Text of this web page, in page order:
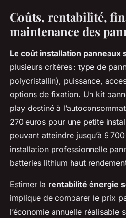
Coûts, rentabilité,
maintenance des
Le coût installation panneaux
plusieurs critères : type de
polycristallin), puissance,
options de fixation. Un kit
play destiné à
270 euros pour une petite
pouvant atteindre jusqu’à 9
installation professionnelle
batteries lithium haut
Estimer la rentabilité énergie
implique de comparer le prix
l’économie annuelle réalisable